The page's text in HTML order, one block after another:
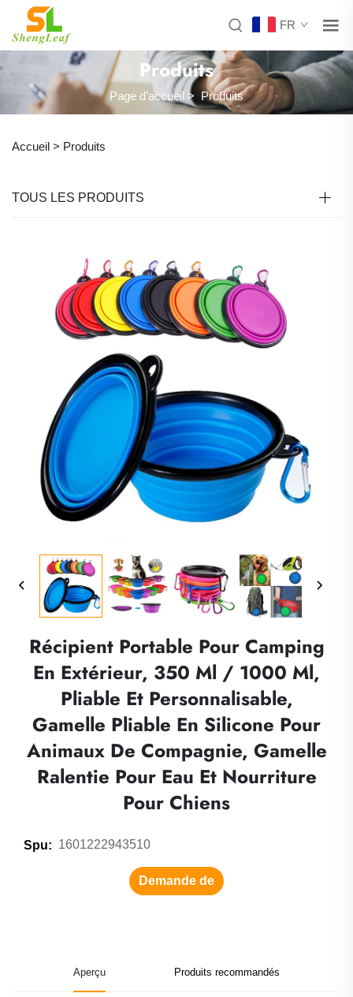
FR
Produits
Page d’accueil > Produits
Accueil > Produits
TOUS LES PRODUITS
Récipient Portable Pour Camping
En Extérieur, 350 Ml / 1000 Ml,
Pliable Et Personnalisable,
Gamelle Pliable En Silicone Pour
Animaux De Compagnie, Gamelle
Ralentie Pour Eau Et Nourriture
Pour Chiens
Spu: 1601222943510
Demande de
Aperçu Produits recommandés